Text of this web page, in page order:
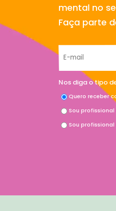
mental no
Faça parte
Nos diga o tipo
Quero receber
Sou
Sou